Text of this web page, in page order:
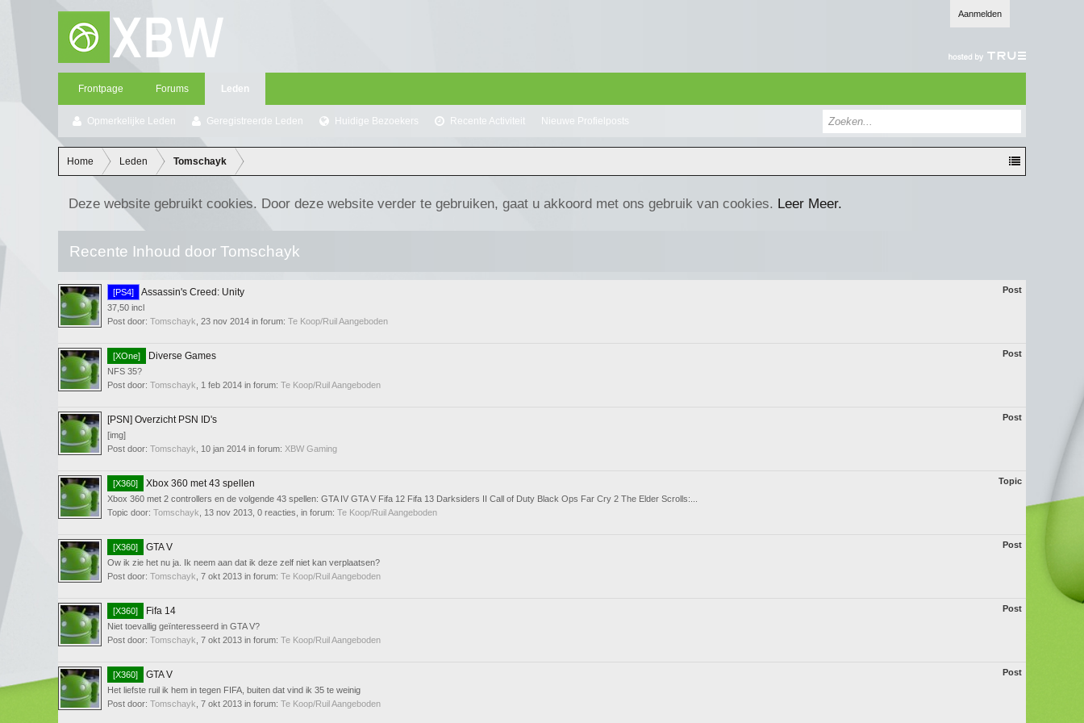
Aanmelden
Frontpage Forums Leden
Opmerkelijke Leden Geregistreerde Leden Huidige Bezoekers Recente Activiteit Nieuwe Profielposts
Home Leden Tomschayk
Deze website gebruikt cookies. Door deze website verder te gebruiken, gaat u akkoord met ons gebruik van cookies. Leer Meer.
Recente Inhoud door Tomschayk
Post
[PS4] Assassin's Creed: Unity
37,50 incl
Post door:Tomschayk ,23 nov 2014 in forum:Te Koop/Ruil Aangeboden
Post
[XOne] Diverse Games
NFS 35?
Post door:Tomschayk 1 feb 2014 in forum:Te Koop/Ruil Aangeboden
Post
[PSN] Overzicht PSN ID's
[img]
Post door:Tomschayk 10 jan 2014 in forum: XBW Gaming
Topic
[X360] Xbox 360 met 43 spellen
Xbox 360 met 2 controllers en de volgende 43 spellen: GTA IV GTA V Fifa 12 Fifa 13 Darksiders II Call of Duty Black Ops Far Cry 2 The Elder Scrolls:...
Topic door:Tomschayk 13 nov 2013 , 0 reacties, in forum:Te Koop/Ruil Aangeboden
Post
[X360] GTA V
Ow ik zie het nu ja. Ik neem aan dat ik deze zelf niet kan verplaatsen?
Post door:Tomschayk ,7 okt 2013 in forum:Te Koop/Ruil Aangeboden
Post
[X360] Fifa 14
Niet toevallig geïnteresseerd in GTA V?
Post door:Tomschayk ,7 okt 2013 in forum:Te Koop/Ruil Aangeboden
Post
[X360] GTA V
Het liefste ruil ik hem in tegen FIFA, buiten dat vind ik 35 te weinig
Post door:Tomschayk ,7 okt 2013 in forum:Te Koop/Ruil Aangeboden